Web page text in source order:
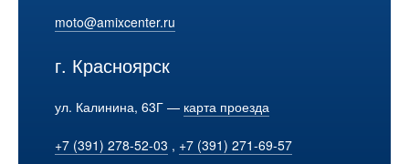
moto@amixcenter.ru
г. Красноярск
ул. Калинина, 63Г — карта проезда
+7 (391) 278-52-03 , +7 (391) 271-69-57